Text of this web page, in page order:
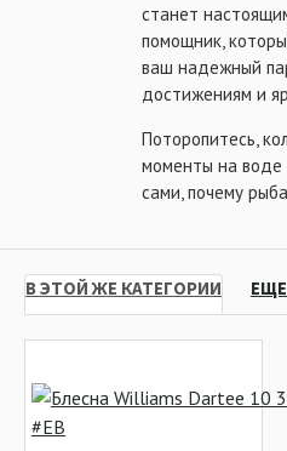
станет
помощник,
ваш надежный
достижениям и
Поторопитесь,
моменты на воде
сами, почему
В ЭТОЙ ЖЕ КАТЕГОРИИ